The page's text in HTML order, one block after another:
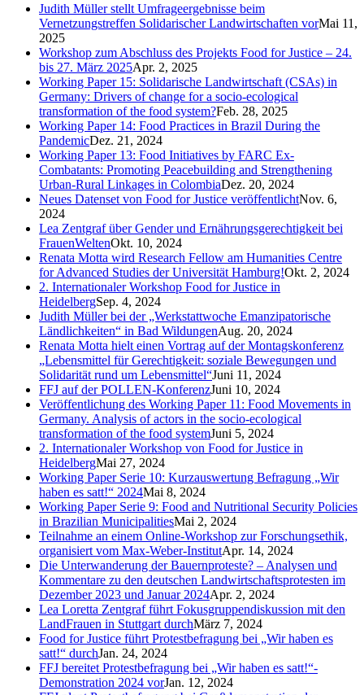
Judith Müller stellt Umfrageergebnisse beim
Vernetzungstreffen Solidarischer Landwirtschaften vorMai 11,
2025
Workshop zum Abschluss des Projekts Food for Justice – 24.
bis 27. März 2025Apr. 2, 2025
Working Paper 15: Solidarische Landwirtschaft (CSAs) in
Germany: Drivers of change for a socio-ecological
transformation of the food system?Feb. 28, 2025
Working Paper 14: Food Practices in Brazil During the
PandemicDez. 21, 2024
Working Paper 13: Food Initiatives by FARC Ex-
Combatants: Promoting Peacebuilding and Strengthening
Urban-Rural Linkages in ColombiaDez. 20, 2024
Neues Datenset von Food for Justice veröffentlichtNov. 6,
2024
Lea Zentgraf über Gender und Ernährungsgerechtigkeit bei
FrauenWeltenOkt. 10, 2024
Renata Motta wird Research Fellow am Humanities Centre
for Advanced Studies der Universität Hamburg!Okt. 2, 2024
2. Internationaler Workshop Food for Justice in
HeidelbergSep. 4, 2024
Judith Müller bei der „Werkstattwoche Emanzipatorische
Ländlichkeiten“ in Bad WildungenAug. 20, 2024
Renata Motta hielt einen Vortrag auf der Montagskonferenz
„Lebensmittel für Gerechtigkeit: soziale Bewegungen und
Solidarität rund um Lebensmittel“Juni 11, 2024
FFJ auf der POLLEN-KonferenzJuni 10, 2024
Veröffentlichung des Working Paper 11: Food Movements in
Germany. Analysis of actors in the socio-ecological
transformation of the food systemJuni 5, 2024
2. Internationaler Workshop von Food for Justice in
HeidelbergMai 27, 2024
Working Paper Serie 10: Kurzauswertung Befragung „Wir
haben es satt!“ 2024Mai 8, 2024
Working Paper Serie 9: Food and Nutritional Security Policies
in Brazilian MunicipalitiesMai 2, 2024
Teilnahme an einem Online-Workshop zur Forschungsethik,
organisiert vom Max-Weber-InstitutApr. 14, 2024
Die Unterwanderung der Bauernproteste? – Analysen und
Kommentare zu den deutschen Landwirtschaftsprotesten im
Dezember 2023 und Januar 2024Apr. 2, 2024
Lea Loretta Zentgraf führt Fokusgruppendiskussion mit den
LandFrauen in Stuttgart durchMärz 7, 2024
Food for Justice führt Protestbefragung bei „Wir haben es
satt!“ durchJan. 24, 2024
FFJ bereitet Protestbefragung bei „Wir haben es satt!“-
Demonstration 2024 vorJan. 12, 2024